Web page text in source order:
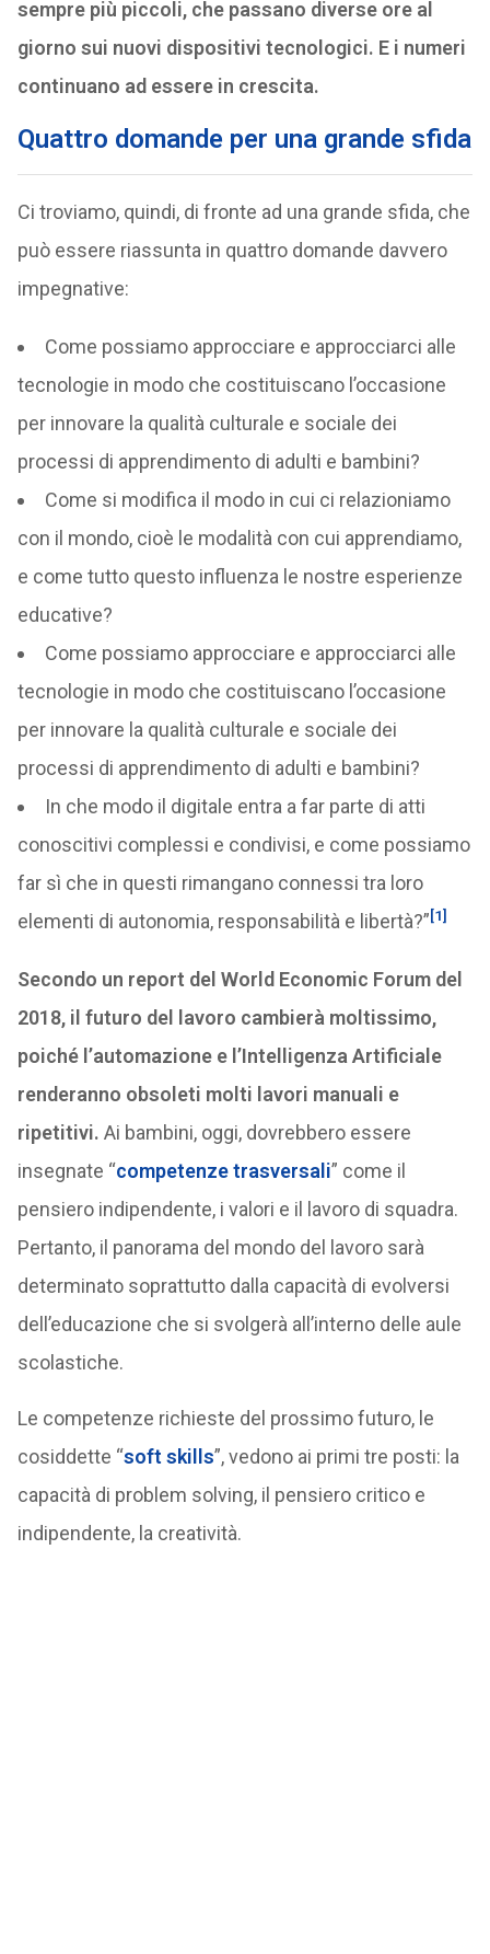
sempre più piccoli, che passano diverse ore al
giorno sui nuovi dispositivi tecnologici. E i numeri
continuano ad essere in crescita.
Quattro domande per una grande sfida
Ci troviamo, quindi, di fronte ad una grande sfida, che
può essere riassunta in quattro domande davvero
impegnative:
Come possiamo approcciare e approcciarci alle
tecnologie in modo che costituiscano l’occasione
per innovare la qualità culturale e sociale dei
processi di apprendimento di adulti e bambini?
Come si modifica il modo in cui ci relazioniamo
con il mondo, cioè le modalità con cui apprendiamo,
e come tutto questo influenza le nostre esperienze
educative?
Come possiamo approcciare e approcciarci alle
tecnologie in modo che costituiscano l’occasione
per innovare la qualità culturale e sociale dei
processi di apprendimento di adulti e bambini?
In che modo il digitale entra a far parte di atti
conoscitivi complessi e condivisi, e come possiamo
far sì che in questi rimangano connessi tra loro
elementi di autonomia, responsabilità e libertà?”[1]
Secondo un report del World Economic Forum del
2018, il futuro del lavoro cambierà moltissimo,
poiché l’automazione e l’Intelligenza Artificiale
renderanno obsoleti molti lavori manuali e
ripetitivi. Ai bambini, oggi, dovrebbero essere
insegnate “competenze trasversali” come il
pensiero indipendente, i valori e il lavoro di squadra.
Pertanto, il panorama del mondo del lavoro sarà
determinato soprattutto dalla capacità di evolversi
dell’educazione che si svolgerà all’interno delle aule
scolastiche.
Le competenze richieste del prossimo futuro, le
cosiddette “soft skills”, vedono ai primi tre posti: la
capacità di problem solving, il pensiero critico e
indipendente, la creatività.